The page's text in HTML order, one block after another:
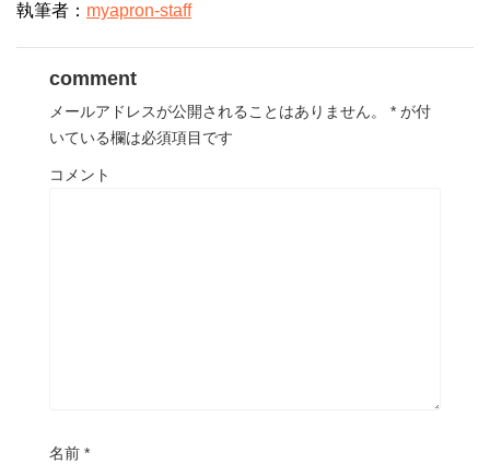
執筆者： myapron-staff
comment
メールアドレスが公開されることはありません。 * が付
いている欄は必須項目です
コメント
名前 *